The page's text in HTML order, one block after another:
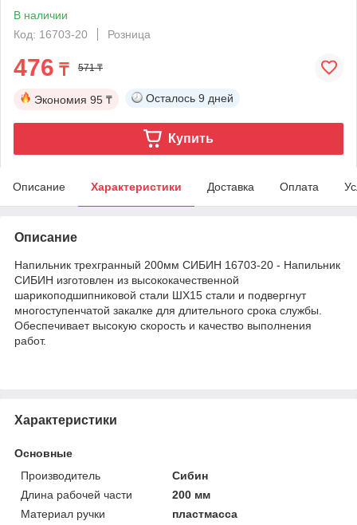
В наличии
Код: 16703-20
Розница
476 ₸ 571 ₸
Экономия 95 ₸ Осталось 9 дней
Купить
Описание Характеристики Доставка Оплата
Описание
Напильник трехгранный 200мм СИБИН 16703-20 - Напильник
СИБИН изготовлен из высококачественной
шарикоподшипниковой стали ШХ15 стали и подвергнут
многоступенчатой закалке для длительного срока службы.
Обеспечивает высокую скорость и качество выполнения
работ.
Характеристики
Основные
Производитель
Сибин
Длина рабочей части
200 мм
Материал ручки
пластмасса